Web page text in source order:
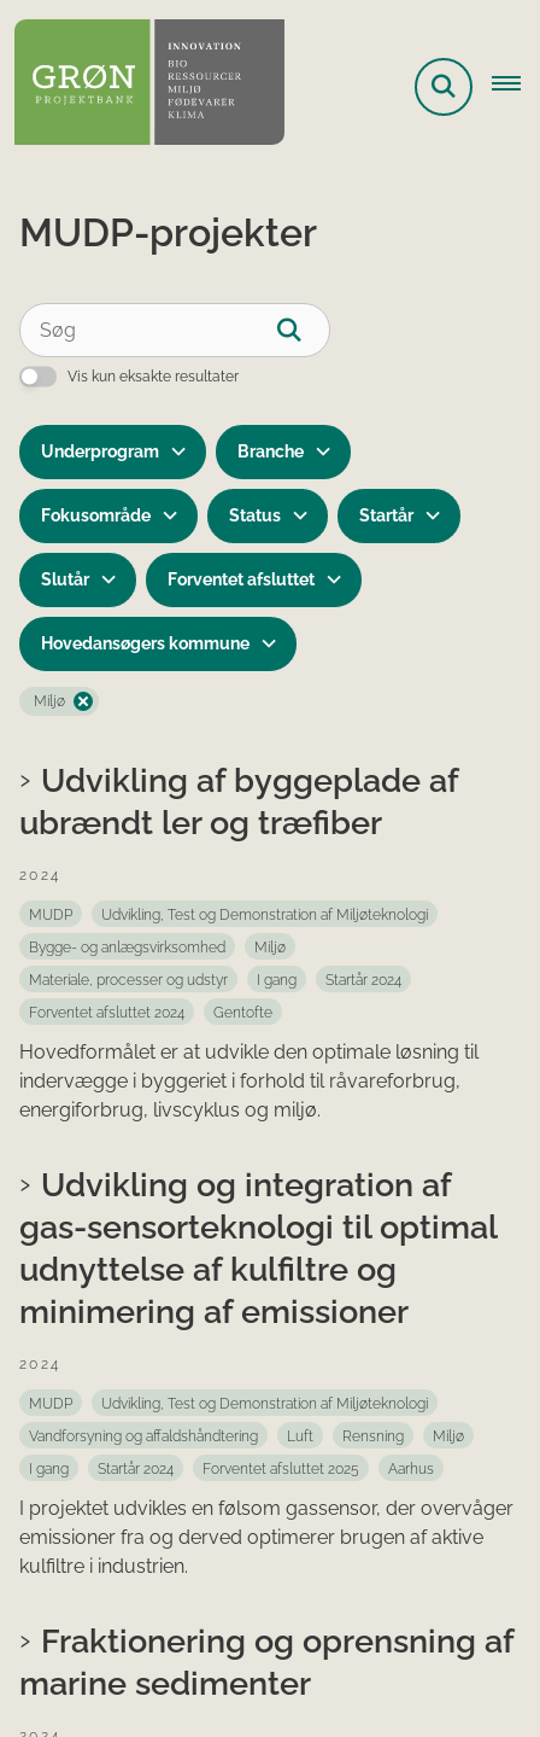
MUDP-projekter
Vis kun eksakte resultater
Underprogram Branche
Fokusområde Status Startår
Slutår Forventet afsluttet
Hovedansøgers kommune
Miljø
Udvikling af byggeplade af
ubrændt ler og træfiber
2024
MUDP
Udvikling, Test og Demonstration af Miljøteknologi
Bygge- og anlægsvirksomhed
Miljø
Materiale, processer og udstyr
I gang
Startår 2024
Forventet afsluttet 2024
Gentofte
Hovedformålet er at udvikle den optimale løsning til
indervægge i byggeriet i forhold til råvareforbrug,
energiforbrug, livscyklus og miljø.
Udvikling og integration af
gas-sensorteknologi til optimal
udnyttelse af kulfiltre og
minimering af emissioner
2024
MUDP
Udvikling, Test og Demonstration af Miljøteknologi
Vandforsyning og affaldshåndtering
Luft Rensning
Miljø
I gang
Startår 2024 Forventet afsluttet 2025 Aarhus
I projektet udvikles en følsom gassensor, der overvåger
emissioner fra og derved optimerer brugen af aktive
kulfiltre i industrien.
Fraktionering og oprensning af
marine sedimenter